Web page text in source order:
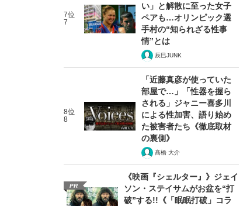
7位
7
い」と解散に至った女子
ペアも…オリンピック選
手村の“知られざる性事
情”とは
辰巳JUNK
8位
8
「近藤真彦が使っていた
部屋で…」「性器を握ら
される」ジャニー喜多川
による性加害、語り始め
た被害者たち《徹底取材
の裏側》
髙橋 大介
PR
《映画『シェルター』》ジェイ
ソン・ステイサムがお盆を“打
破”する!!《「眠眠打破」コラ